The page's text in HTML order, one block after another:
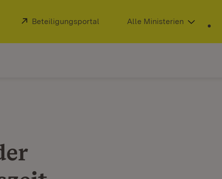
in neuem Fenster)
Extern:
Beteiligungsportal (Öffnet in neuem Fenster)
Alle Ministerien